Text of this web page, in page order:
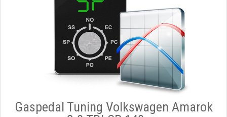
Gaspedal Tuning Volkswagen Amarok